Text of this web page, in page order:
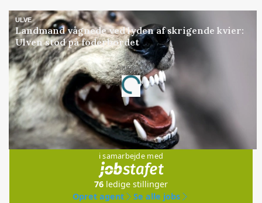
ULVE
Landmand vågnede ved lyden af skrigende kvier:
Ulven stod på foderbordet
Annonce
Loading...
Jobs
i samarbejde med
76 ledige stillinger
Opret agent
Se alle jobs